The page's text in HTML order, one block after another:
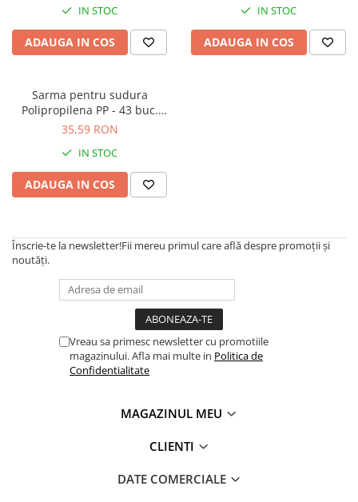
IN STOC
ADAUGA IN COS
IN STOC
ADAUGA IN COS
Sarma pentru sudura
Polipropilena PP - 43 buc.
(100g)
35,59 RON
IN STOC
ADAUGA IN COS
Înscrie-te la newsletter!Fii mereu primul care află despre promoții și
noutăți.
Vreau sa primesc newsletter cu promotiile
magazinului. Afla mai multe in Politica de
Confidentialitate
MAGAZINUL MEU
CLIENTI
DATE COMERCIALE